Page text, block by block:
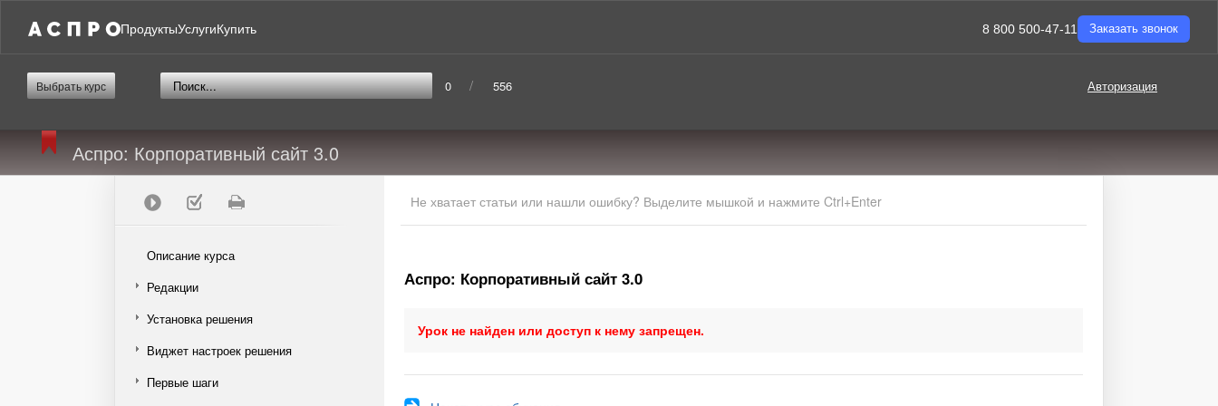
ПродуктыУслугиКупить 8 800 500-47-11 Заказать звонок
Авторизация
Выбрать курс 0 / 556
Аспро: Корпоративный сайт 3.0
Описание курса
Редакции
Установка решения
Виджет настроек решения
Первые шаги
Не хватает статьи или нашли ошибку? Выделите мышкой и нажмите Ctrl+Enter
Аспро: Корпоративный сайт 3.0
Урок не найден или доступ к нему запрещен.